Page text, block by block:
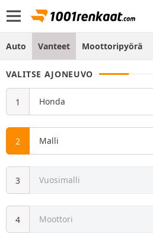
Auto Vanteet Moottoripyörä
VALITSE AJONEUVO